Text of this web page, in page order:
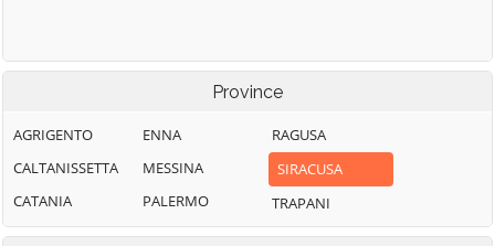
Province
AGRIGENTO
CALTANISSETTA
CATANIA
ENNA
MESSINA
PALERMO
RAGUSA
SIRACUSA
TRAPANI